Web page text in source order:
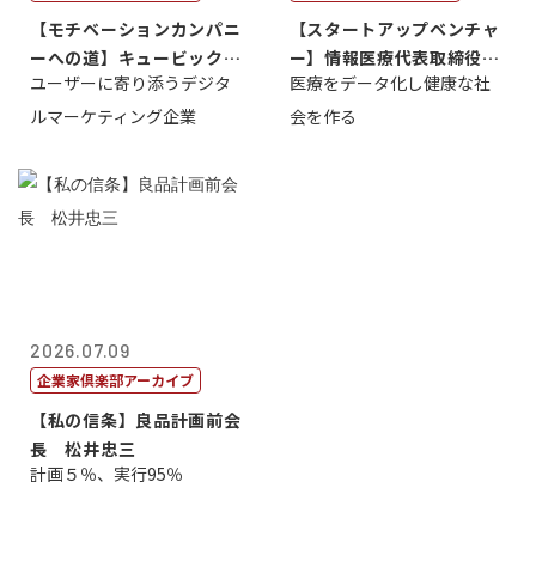
【モチベーションカンパニ
ーへの道】キュービック代
表取締役CE...
ユーザーに寄り添うデジタ
ルマーケティング企業
【スタートアップベンチャ
ー】情報医療代表取締役
原 聖吾
医療をデータ化し健康な社
会を作る
2026.07.09
企業家倶楽部アーカイブ
【私の信条】良品計画前会
長 松井忠三
計画５％、実行95％